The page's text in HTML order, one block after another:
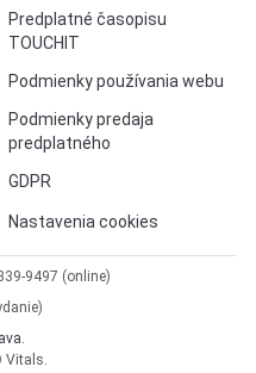
Predplatné časopisu
TOUCHIT
Podmienky používania webu
Podmienky predaja
predplatného
GDPR
Nastavenia cookies
9497 (online)
Vitals.